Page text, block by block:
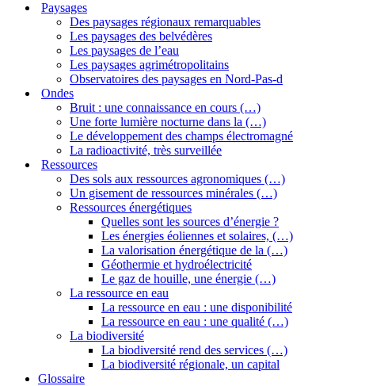
Paysages
Des paysages régionaux remarquables
Les paysages des belvédères
Les paysages de l’eau
Les paysages agrimétropolitains
Observatoires des paysages en Nord-Pas-d
Ondes
Bruit : une connaissance en cours (…)
Une forte lumière nocturne dans la (…)
Le développement des champs électromagné
La radioactivité, très surveillée
Ressources
Des sols aux ressources agronomiques (…)
Un gisement de ressources minérales (…)
Ressources énergétiques
Quelles sont les sources d’énergie ?
Les énergies éoliennes et solaires, (…)
La valorisation énergétique de la (…)
Géothermie et hydroélectricité
Le gaz de houille, une énergie (…)
La ressource en eau
La ressource en eau : une disponibilité
La ressource en eau : une qualité (…)
La biodiversité
La biodiversité rend des services (…)
La biodiversité régionale, un capital
Glossaire